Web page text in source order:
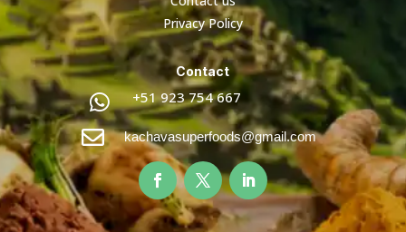
Privacy Policy
Contact
 +51 923 754 667
 kachavasuperfoods@gmail.com